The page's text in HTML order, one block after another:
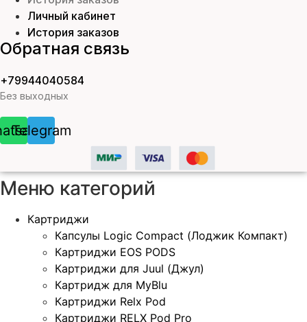
Личный кабинет
История заказов
Обратная связь
+79944040584
Без выходных
Telegram
Меню категорий
Картриджи
Капсулы Logic Compact (Лоджик Компакт)
Картриджи EOS PODS
Картриджи для Juul (Джул)
Картридж для MyBlu
Картриджи Relx Pod
Картриджи RELX Pod Pro